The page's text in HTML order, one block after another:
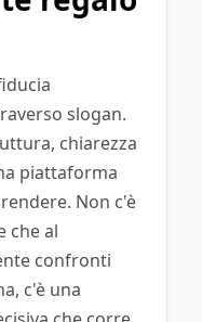
slogan.
chiarezza
piattaforma
Non c'è
che al
confronti
c'è una